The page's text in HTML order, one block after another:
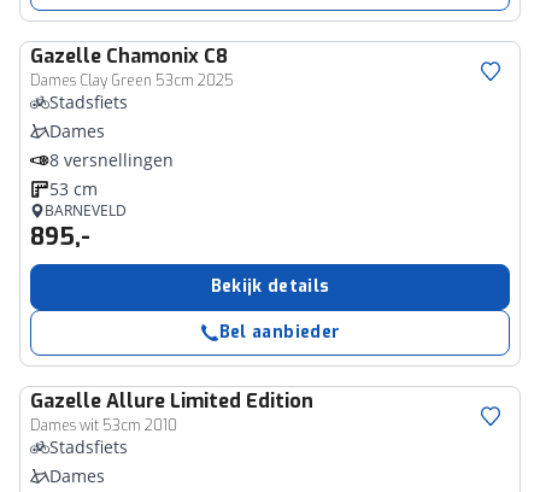
Gazelle Chamonix C8
Dames Clay Green 53cm 2025
Stadsfiets
Dames
8 versnellingen
53 cm
BARNEVELD
895,-
Bekijk details
Bel aanbieder
GazelleAllure Limited Edition
Dames wit 53cm 2010
Stadsfiets
Dames